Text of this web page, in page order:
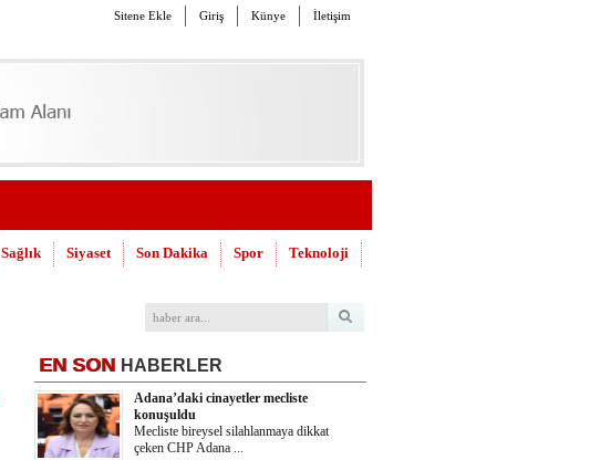
Sitene Ekle Giriş Künye İletişim
Sağlık Siyaset Son Dakika Spor Teknoloji
EN SON HABERLER
Adana’daki cinayetler mecliste
konuşuldu
Mecliste bireysel silahlanmaya dikkat
çeken CHP Adana ...